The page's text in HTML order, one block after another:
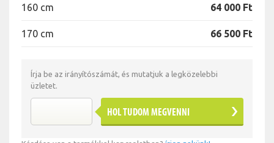
160 cm 64 000 Ft
170 cm 66 500 Ft
Írja be az irányítószámát, és mutatjuk a legközelebbi
üzletet.
HOL TUDOM MEGVENNI